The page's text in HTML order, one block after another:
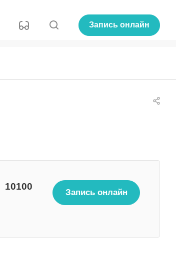
Запись онлайн
10100
Запись онлайн